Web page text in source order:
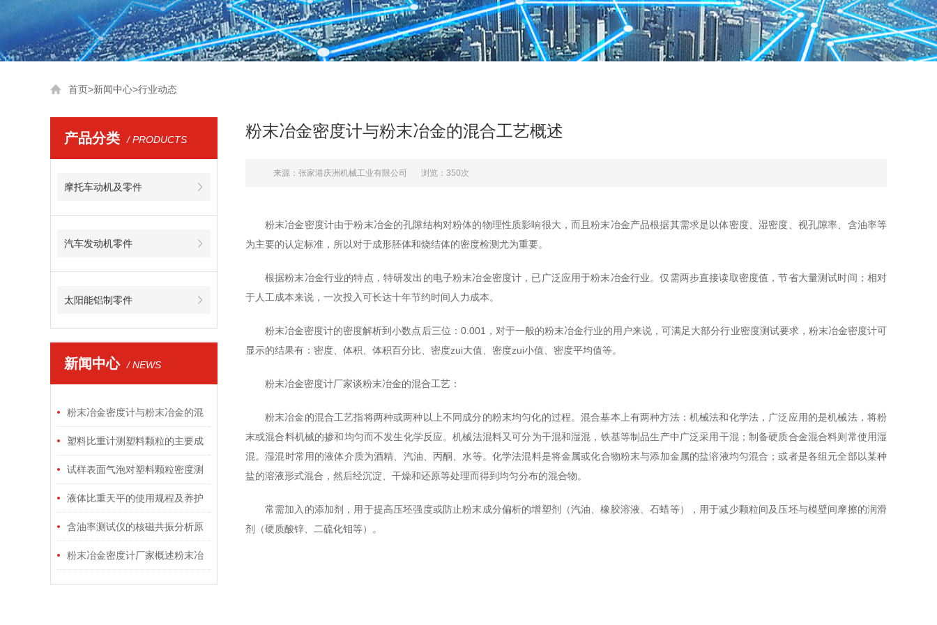
首页>新闻中心>行业动态
产品分类 / PRODUCTS
摩托车动机及零件
汽车发动机零件
太阳能铝制零件
新闻中心 / NEWS
粉末冶金密度计与粉末冶金的混
合工艺概述
塑料比重计测塑料颗粒的主要成
分解析
试样表面气泡对塑料颗粒密度测
试仪测量的影···
液体比重天平的使用规程及养护
要点含油率测试仪的核磁共振分析原
理 粉末冶金密度计厂家概述粉末冶
金理论密度
粉末冶金密度计与粉末冶金的混合工艺概述
来源：张家港庆洲机械工业有限公司 浏览：350次
粉末冶金密度计由于粉末冶金的孔隙结构对粉体的物理性质影响很大，而且粉末冶金产品根据其需求是以体密度、湿密度、视孔隙率、含油率等
为主要的认定标准，所以对于成形胚体和烧结体的密度检测尤为重要。
根据粉末冶金行业的特点，特研发出的电子粉末冶金密度计，已广泛应用于粉末冶金行业。仅需两步直接读取密度值，节省大量测试时间；相对
于人工成本来说，一次投入可长达十年节约时间人力成本。
粉末冶金密度计的密度解析到小数点后三位：0.001，对于一般的粉末冶金行业的用户来说，可满足大部分行业密度测试要求，粉末冶金密度计可
显示的结果有：密度、体积、体积百分比、密度zui大值、密度zui小值、密度平均值等。
粉末冶金密度计厂家谈粉末冶金的混合工艺：
粉末冶金的混合工艺指将两种或两种以上不同成分的粉末均匀化的过程。混合基本上有两种方法：机械法和化学法，广泛应用的是机械法，将粉
末或混合料机械的掺和均匀而不发生化学反应。机械法混料又可分为干混和湿混，铁基等制品生产中广泛采用干混；制备硬质合金混合料则常使用湿
混。湿混时常用的液体介质为酒精、汽油、丙酮、水等。化学法混料是将金属或化合物粉末与添加金属的盐溶液均匀混合；或者是各组元全部以某种
盐的溶液形式混合，然后经沉淀、干燥和还原等处理而得到均匀分布的混合物。
常需加入的添加剂，用于提高压坯强度或防止粉末成分偏析的增塑剂（汽油、橡胶溶液、石蜡等），用于减少颗粒间及压坯与模壁间摩擦的润滑
剂（硬质酸锌、二硫化钼等）。